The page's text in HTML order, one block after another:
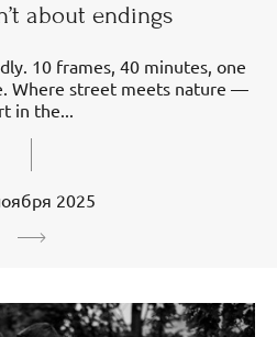
about endings
10 frames, 40 minutes, one
Where street meets nature —
in the...
2025